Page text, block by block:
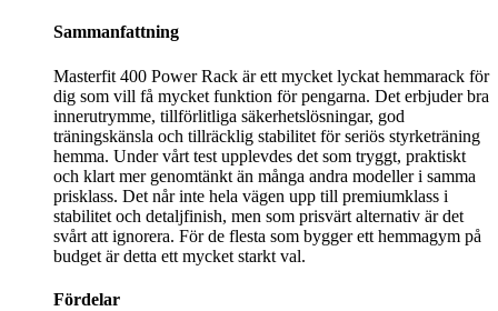
Sammanfattning
Masterfit 400 Power Rack är ett mycket lyckat hemmarack för
dig som vill få mycket funktion för pengarna. Det erbjuder bra
innerutrymme, tillförlitliga säkerhetslösningar, god
träningskänsla och tillräcklig stabilitet för seriös styrketräning
hemma. Under vårt test upplevdes det som tryggt, praktiskt
och klart mer genomtänkt än många andra modeller i samma
prisklass. Det når inte hela vägen upp till premiumklass i
stabilitet och detaljfinish, men som prisvärt alternativ är det
svårt att ignorera. För de flesta som bygger ett hemmagym på
budget är detta ett mycket starkt val.
Fördelar